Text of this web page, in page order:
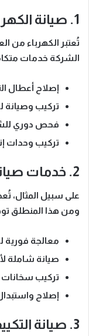
1. صيانة الكهرباء
تُعتبر الكهرباء من
الشركة خدمات
إصلاح أعطال
تركيب وصيانة
فحص دوري
تركيب وحدات
2. خدمات صيانة السباكة
على سبيل المثال،
ومن هذا المنطلق
معالجة فورية
صيانة شاملة
تركيب سخانات
إصلاح
3. صيانة التكييف والتهوية